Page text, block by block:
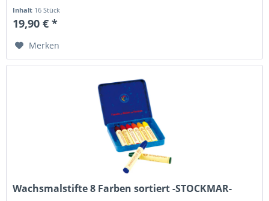
Inhalt 16 Stück
19,90 € *
Merken
Wachsmalstifte 8 Farben sortiert -STOCKMAR-